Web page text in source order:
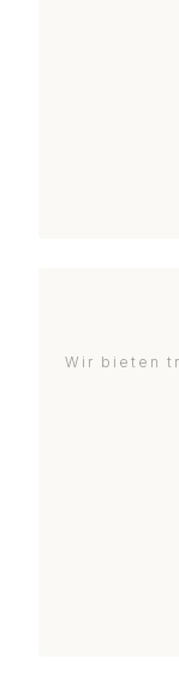
Wir bieten